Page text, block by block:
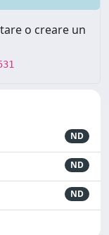
o creare un
ND
ND
ND